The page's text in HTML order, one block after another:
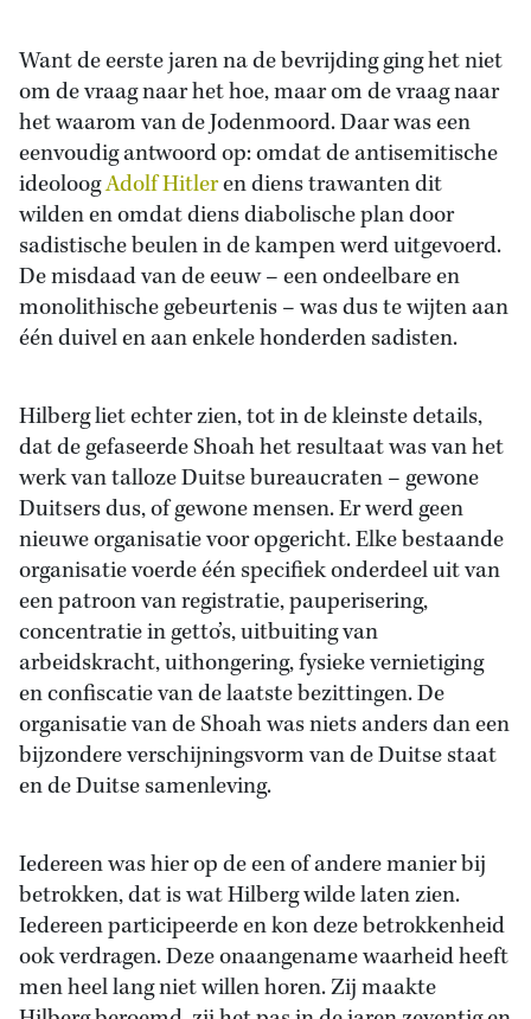
Want de eerste jaren na de bevrijding ging het niet
om de vraag naar het hoe, maar om de vraag naar
het waarom van de Jodenmoord. Daar was een
eenvoudig antwoord op: omdat de antisemitische
ideoloogAdolf Hitleren diens trawanten dit
wilden en omdat diens diabolische plan door
sadistische beulen in de kampen werd uitgevoerd.
De misdaad van de eeuw – een ondeelbare en
monolithische gebeurtenis – was dus te wijten aan
één duivel en aan enkele honderden sadisten.
Hilberg liet echter zien, tot in de kleinste details,
dat de gefaseerde Shoah het resultaat was van het
werk van talloze Duitse bureaucraten – gewone
Duitsers dus, of gewone mensen. Er werd geen
nieuwe organisatie voor opgericht. Elke bestaande
organisatie voerde één specifiek onderdeel uit van
een patroon van registratie, pauperisering,
concentratie in getto’s, uitbuiting van
arbeidskracht, uithongering, fysieke vernietiging
en confiscatie van de laatste bezittingen. De
organisatie van de Shoah was niets anders dan een
bijzondere verschijningsvorm van de Duitse staat
en de Duitse samenleving.
Iedereen was hier op de een of andere manier bij
betrokken, dat is wat Hilberg wilde laten zien.
Iedereen participeerde en kon deze betrokkenheid
ook verdragen. Deze onaangename waarheid heeft
men heel lang niet willen horen. Zij maakte